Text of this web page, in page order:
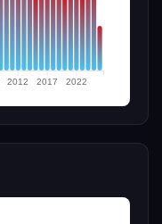
2012 2017 2022